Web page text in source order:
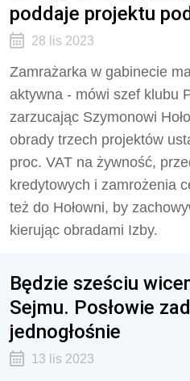
poddaje projektu
28 lis 2023
Zamrażarka w gabinecie
aktywna - mówi szef klubu
zarzucając Szymonowi
obrady trzech projektów
proc. VAT na żywność,
kredytowych i zamrożenia
też do Hołowni, by
kierując obradami Izby.
Będzie sześciu
Sejmu. Posłowie
jednogłośnie
13 lis 2023